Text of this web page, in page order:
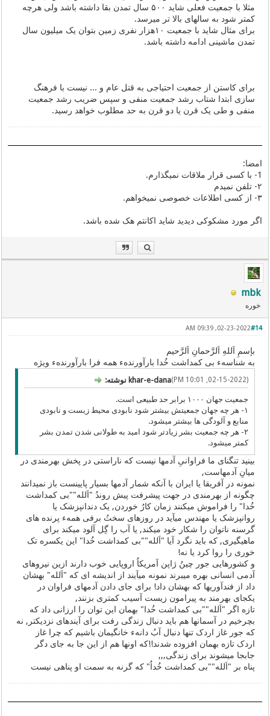
مثلا با جمعیت فعلی شاید ۵۰۰ سال تمدن بقا داشته باشد ولی هرچه
کمتر شود به سالهای بالا تر میرسد.
برای مثال شاید با جمعیت ۱۰هزار نفری زمین بتوان یک میلیون سال
تمدن ماشینی ادامه داشته باشد.
برای کاستن از جمعیت احتیاجی به قتل عام و ... نیست با فرهنگ
سازی ابتدا شتاب رشد جمعیت منفی و سپس ضریب رشد جمعیت
منفی و طی یک قرن یا دو قرن به حد مطلوب خواهد رسید.
امضا:
1- با کسی قرار ملاقات نمیگذارم.
۲- تلفن نمیدم
۳- از کسی اطلاعات خصوصی نمیخواهم.
اگر مورد مشکوکی دیدید شاید اکانتم هک شده باشد.
mbk
خوره
#14
02-23-2022, 09:39 AM
بإسمِ اَللهِ اَلرَّحمانِ اَلرَّحيم
به شناسهء بی کمداشت خُدا بارآورندهء همه فرا بارآورندهء ویژه
(02-15-2022, 10:01 PM) khar-e-dana نوشته:
جمعیت جهان ۱۰۰۰ برابر حد طبیعی است.
۱- هر چه جهان جمعیتش بیشتر شود نابودی محیط زیست و نابودی
منابع و آلودگی ها بیشتر میشود.
۲- هر چه جمعیت بشر زیادتر شود امید به طولانی شدن تمدن بشر
کمتر میشود.
بینید تنگنای ما فراوانیِ آدمها نیست که ناراستی در پخش بهرمندی در
میانِ آدمهاست,
نمونه در آفریقا یا ایران با آنکه شمار آدمها بسیار پایینست باز نمیدانند
چگونه از بهرمندی در جهت پیشرفت پیش روندُ "اَلله""بی کمداشت
خُدا" را فراموش میکنند زمان کارُ خوردن, یک دندانپزشک یا
روانپزشک یا مهندس میآید در روزهای سختُ برفی همهء پرنده های
گرسنه ناتوان را شکار خود میکند, یا آب را گِل آلود میکند برای
ماهیگیری, که باید نگرد آیا "اَلله""بی کمداشت خُدا" این یکسره تک
خوری را روا کرد یا نه!
و کشورهایی جور چینُ ژاپن آمریکاُ اروپایی خوب دارند ازین نیروهای
آدمی انسانی بهره میبرند نمونه میآیند از اندیشه ای که "اَلله" بهشان
داد از فندآوریها که بهشان داد! برای جای دادن آدمهای فراوان در
یکجای بهرمند به پیرامون زیست آسیب کمتری بزنند,
تازه اگر "اَلله""بی کمداشت خُدا" بهمان این توان را ارزانی داد که
بچرخیم در آسمانها هم باید دنبال زندگی رفت برای آیندهای نزدیکتر, نه
که جور غاز اردک تنها دنبال آبُ دانهء خانگیمان باشیم که چرا غاز
اردک تازه بهمان افزوده شدند!!که اونها هم از این جا به جای دگر
جابجا میشوند برای زندگی,,,
پناه بر "اَلله""بی کمداشت خُداُ" که گرنه به سمت او پناهی نیست